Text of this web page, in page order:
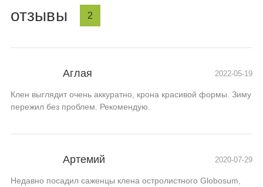
отзывы 2
Аглая 2022-05-19
Клен выглядит очень аккуратно, крона красивой формы. Зиму
пережил без проблем. Рекомендую.
Артемий 2020-07-29
Недавно посадил саженцы клена остролистного Globosum,